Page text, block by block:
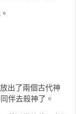
出了兩個古代神
伴去殺神了。